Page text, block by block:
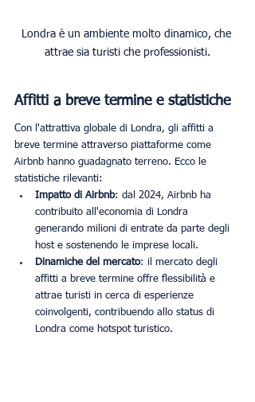
Londra è un ambiente molto dinamico, che
attrae sia turisti che professionisti.
Affitti a breve termine e statistiche
Con l'attrattiva globale di Londra, gli affitti a
breve termine attraverso piattaforme come
Airbnb hanno guadagnato terreno. Ecco le
statistiche rilevanti:
Impatto di Airbnb: dal 2024, Airbnb ha
contribuito all'economia di Londra
generando milioni di entrate da parte degli
host e sostenendo le imprese locali.
Dinamiche del mercato: il mercato degli
affitti a breve termine offre flessibilità e
attrae turisti in cerca di esperienze
coinvolgenti, contribuendo allo status di
Londra come hotspot turistico.